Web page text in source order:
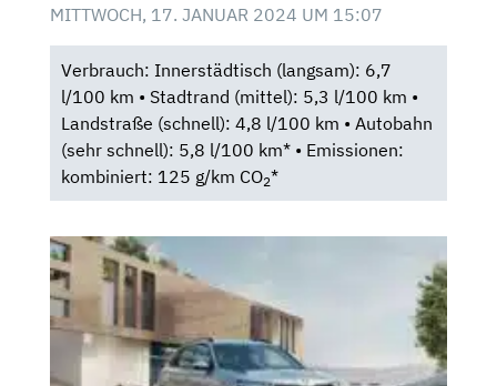
MITTWOCH, 17. JANUAR 2024 UM 15:07
Verbrauch: Innerstädtisch (langsam): 6,7
l/100 km • Stadtrand (mittel): 5,3 l/100 km •
Landstraße (schnell): 4,8 l/100 km • Autobahn
(sehr schnell): 5,8 l/100 km* • Emissionen:
kombiniert: 125 g/km CO2*